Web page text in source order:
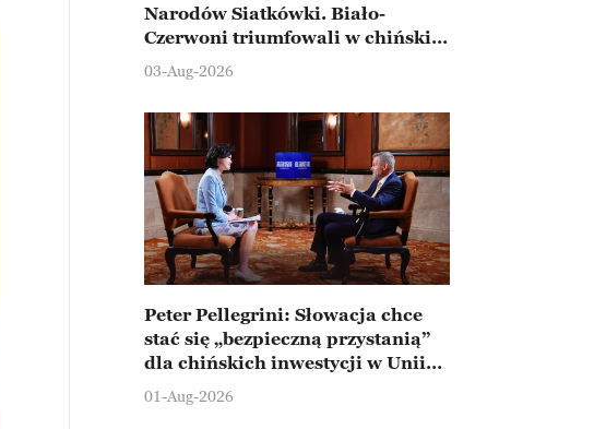
Narodów Siatkówki. Biało-
Czerwoni triumfowali w chińskim
Ningbo
03-Aug-2026
Peter Pellegrini: Słowacja chce
stać się „bezpieczną przystanią”
dla chińskich inwestycji w Unii
Europejskiej
01-Aug-2026